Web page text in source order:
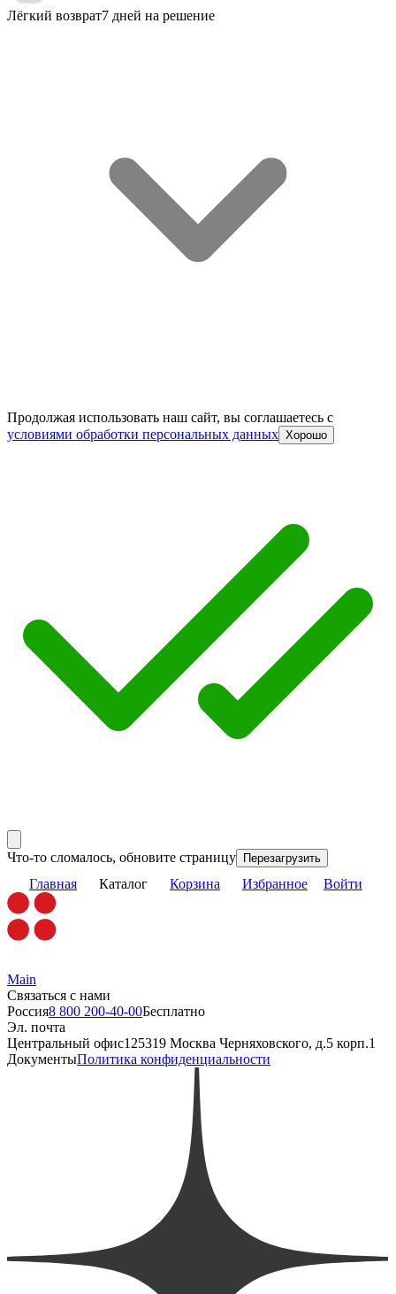
Лёгкий возврат7 дней на решение
Продолжая использовать наш сайт, вы соглашаетесь c
условиями обработки персональных данных Хорошо
Что-то сломалось, обновите страницу Перезагрузить
Главная Каталог Корзина Избранное Войти
Main
Связаться с нами
Россия8 800 200-40-00Бесплатно
Эл. почта
Центральный офис125319 Москва Черняховского, д.5 корп.1
ДокументыПолитика конфиденциальности